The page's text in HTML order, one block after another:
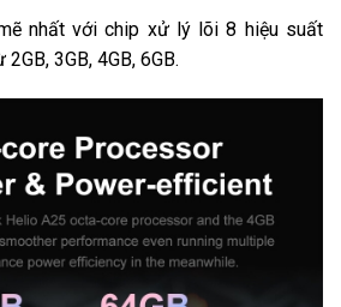
nhất với chip xử lý lõi 8 hiệu suất
3GB, 4GB, 6GB.